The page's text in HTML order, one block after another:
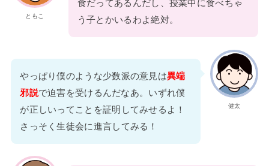
ともこ
食だってあるんだし、授業中に食べちゃ
う子とかいるわよ絶対。
健太
やっぱり僕のような少数派の意見は異端
邪説で迫害を受けるんだなあ。いずれ僕
が正しいってことを証明してみせるよ！
さっそく生徒会に進言してみる！